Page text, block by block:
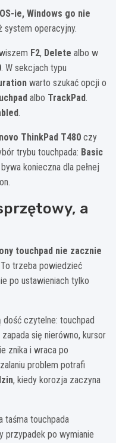
ie, Windows go nie
system operacyjny.
F2, Delete albo w
. W sekcjach typu
warto szukać opcji o
albo TrackPad.
.
ThinkPad T480 czy
trybu touchpada: Basic
bywa konieczna dla pełnej
a
touchpad nie zacznie
To trzeba powiedzieć
po ustawieniach tylko
czytelne: touchpad
się nierówno, kursor
znika i wraca po
problem potrafi
, kiedy korozja zaczyna
taśma touchpada
przypadek po wymianie